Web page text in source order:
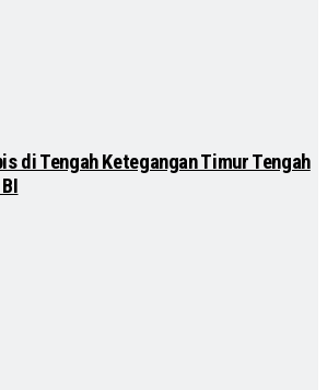
di Tengah Ketegangan Timur Tengah